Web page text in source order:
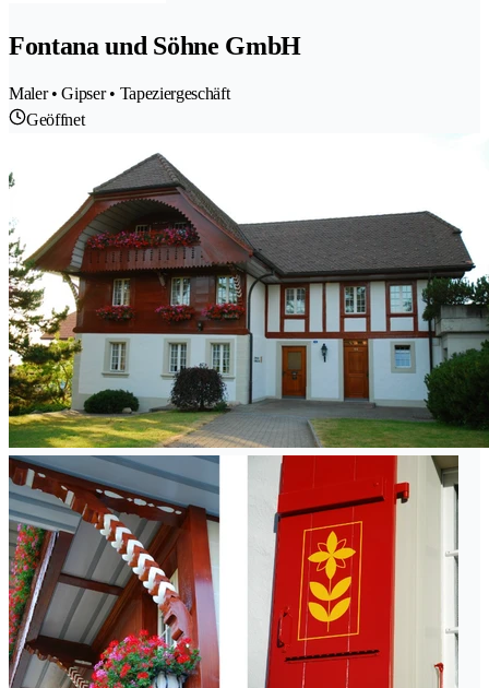
Fontana und Söhne GmbH
Maler • Gipser • Tapeziergeschäft
Geöffnet